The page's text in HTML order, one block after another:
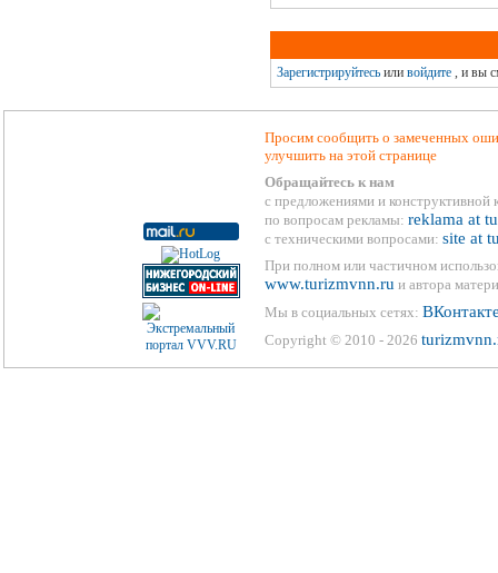
Зарегистрируйтесьили войдите, и вы
Просим сообщить о замеченных
улучшить на этой странице
Обращайтесь к нам
с предложениями и конструктивной
по вопросам рекламы: reklama at
с техническими вопросами: site at
При полном или частичном
www.turizmvnn.ru и автора
Мы в социальных сетях:
Copyright © 2010 - 2026